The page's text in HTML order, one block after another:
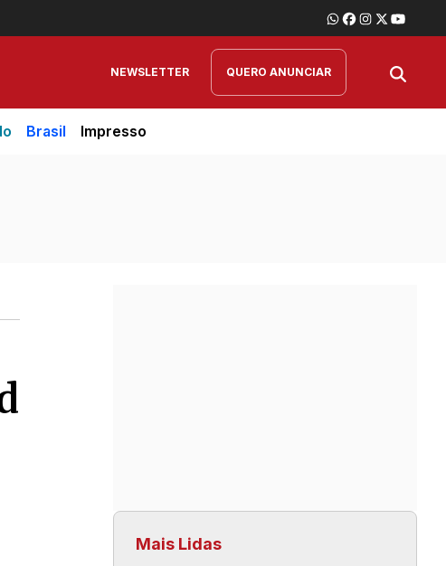
NEWSLETTER QUERO ANUNCIAR
Brasil Impresso
Mais Lidas